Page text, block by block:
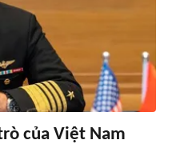
của Việt Nam